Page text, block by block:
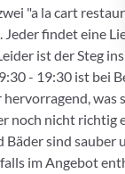
"a la cart
Jeder findet eine
ist der Steg
- 19:30 ist bei
noch nicht richtig
sind
im Angebot